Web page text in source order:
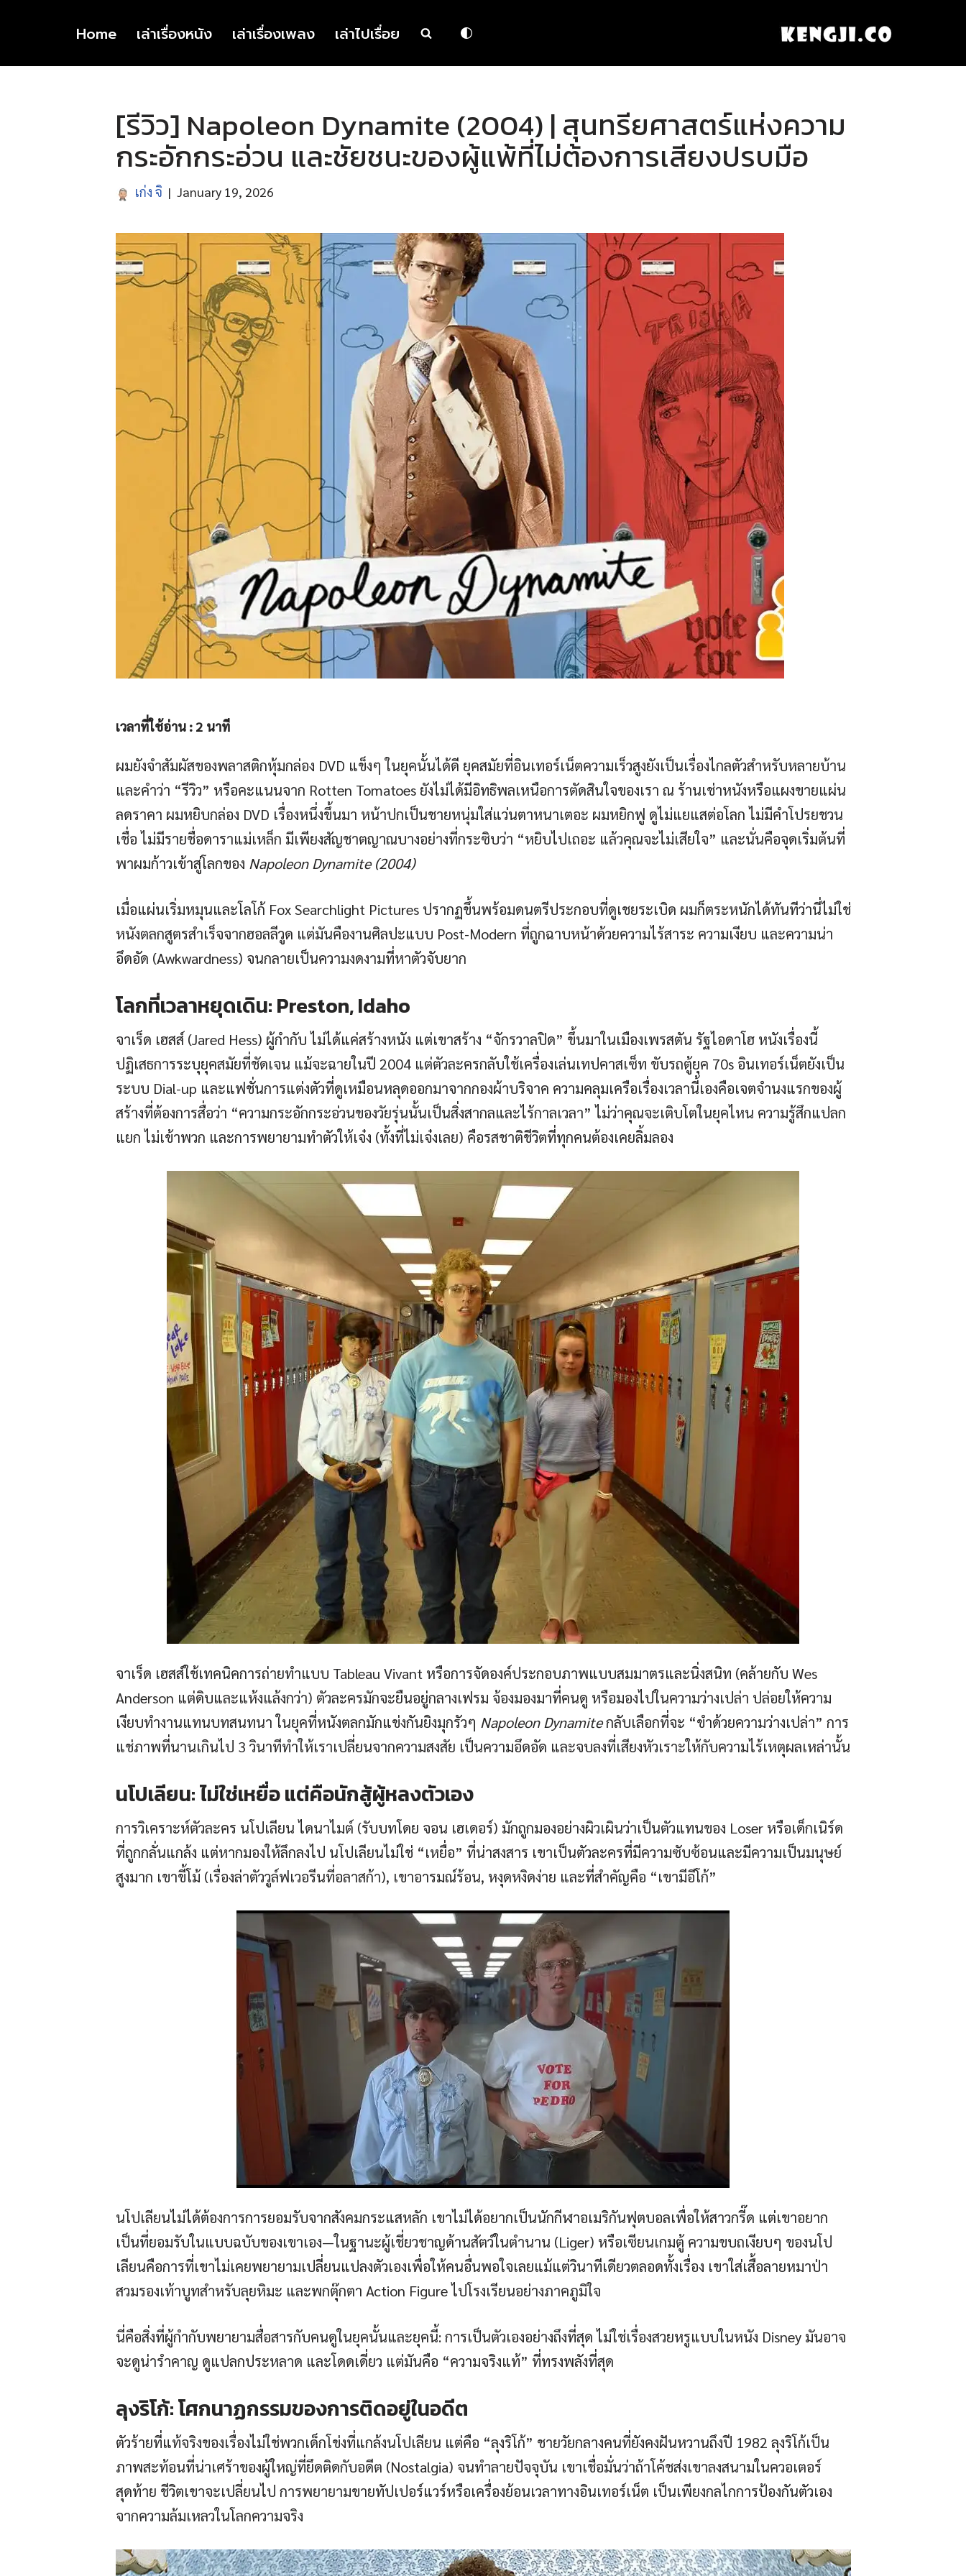
to
Home เล่าเรื่องหนัง เล่าเรื่องเพลง เล่าไปเรื่อย
[รีวิว] Napoleon Dynamite (2004) | สุนทรียศาสตร์แห่งความ
กระอักกระอ่วน และชัยชนะของผู้แพ้ที่ไม่ต้องการเสียงปรบมือ
เก่ง จิ January 19, 2026
เวลาที่ใช้อ่าน :2 นาที
ผมยังจำสัมผัสของพลาสติกหุ้มกล่อง DVD แข็งๆ ในยุคนั้นได้ดี ยุคสมัยที่อินเทอร์เน็ตความเร็วสูงยังเป็นเรื่องไกลตัวสำหรับหลายบ้าน
และคำว่า “รีวิว” หรือคะแนนจาก Rotten Tomatoes ยังไม่ได้มีอิทธิพลเหนือการตัดสินใจของเรา ณ ร้านเช่าหนังหรือแผงขายแผ่น
ลดราคา ผมหยิบกล่อง DVD เรื่องหนึ่งขึ้นมา หน้าปกเป็นชายหนุ่มใส่แว่นตาหนาเตอะ ผมหยิกฟู ดูไม่แยแสต่อโลก ไม่มีคำโปรยชวน
เชื่อ ไม่มีรายชื่อดาราแม่เหล็ก มีเพียงสัญชาตญาณบางอย่างที่กระซิบว่า “หยิบไปเถอะ แล้วคุณจะไม่เสียใจ” และนั่นคือจุดเริ่มต้นที่
พาผมก้าวเข้าสู่โลกของ Napoleon Dynamite (2004)
เมื่อแผ่นเริ่มหมุนและโลโก้ Fox Searchlight Pictures ปรากฏขึ้นพร้อมดนตรีประกอบที่ดูเชยระเบิด ผมก็ตระหนักได้ทันทีว่านี่ไม่ใช่
หนังตลกสูตรสำเร็จจากฮอลลีวูด แต่มันคืองานศิลปะแบบ Post-Modern ที่ถูกฉาบหน้าด้วยความไร้สาระ ความเงียบ และความน่า
อึดอัด (Awkwardness) จนกลายเป็นความงดงามที่หาตัวจับยาก
โลกที่เวลาหยุดเดิน: Preston, Idaho
จาเร็ด เฮสส์ (Jared Hess) ผู้กำกับ ไม่ได้แค่สร้างหนัง แต่เขาสร้าง “จักรวาลปิด” ขึ้นมาในเมืองเพรสตัน รัฐไอดาโฮ หนังเรื่องนี้
ปฏิเสธการระบุยุคสมัยที่ชัดเจน แม้จะฉายในปี 2004 แต่ตัวละครกลับใช้เครื่องเล่นเทปคาสเซ็ท ขับรถตู้ยุค 70s อินเทอร์เน็ตยังเป็น
ระบบ Dial-up และแฟชั่นการแต่งตัวที่ดูเหมือนหลุดออกมาจากกองผ้าบริจาค ความคลุมเครือเรื่องเวลานี้เองคือเจตจำนงแรกของผู้
สร้างที่ต้องการสื่อว่า “ความกระอักกระอ่วนของวัยรุ่นนั้นเป็นสิ่งสากลและไร้กาลเวลา” ไม่ว่าคุณจะเติบโตในยุคไหน ความรู้สึกแปลก
แยก ไม่เข้าพวก และการพยายามทำตัวให้เจ๋ง (ทั้งที่ไม่เจ๋งเลย) คือรสชาติชีวิตที่ทุกคนต้องเคยลิ้มลอง
จาเร็ด เฮสส์ใช้เทคนิคการถ่ายทำแบบ Tableau Vivant หรือการจัดองค์ประกอบภาพแบบสมมาตรและนิ่งสนิท (คล้ายกับ Wes
Anderson แต่ดิบและแห้งแล้งกว่า) ตัวละครมักจะยืนอยู่กลางเฟรม จ้องมองมาที่คนดู หรือมองไปในความว่างเปล่า ปล่อยให้ความ
เงียบทำงานแทนบทสนทนา ในยุคที่หนังตลกมักแข่งกันยิงมุกรัวๆ Napoleon Dynamiteกลับเลือกที่จะ “ขำด้วยความว่างเปล่า” การ
แช่ภาพที่นานเกินไป 3 วินาทีทำให้เราเปลี่ยนจากความสงสัย เป็นความอึดอัด และจบลงที่เสียงหัวเราะให้กับความไร้เหตุผลเหล่านั้น
นโปเลียน: ไม่ใช่เหยื่อ แต่คือนักสู้ผู้หลงตัวเอง
การวิเคราะห์ตัวละคร นโปเลียน ไดนาไมต์ (รับบทโดย จอน เฮเดอร์) มักถูกมองอย่างผิวเผินว่าเป็นตัวแทนของ Loser หรือเด็กเนิร์ด
ที่ถูกกลั่นแกล้ง แต่หากมองให้ลึกลงไป นโปเลียนไม่ใช่ “เหยื่อ” ที่น่าสงสาร เขาเป็นตัวละครที่มีความซับซ้อนและมีความเป็นมนุษย์
สูงมาก เขาขี้โม้ (เรื่องล่าตัววูล์ฟเวอรีนที่อลาสก้า), เขาอารมณ์ร้อน, หงุดหงิดง่าย และที่สำคัญคือ “เขามีอีโก้”
นโปเลียนไม่ได้ต้องการการยอมรับจากสังคมกระแสหลัก เขาไม่ได้อยากเป็นนักกีฬาอเมริกันฟุตบอลเพื่อให้สาวกรี๊ด แต่เขาอยาก
เป็นที่ยอมรับในแบบฉบับของเขาเอง—ในฐานะผู้เชี่ยวชาญด้านสัตว์ในตำนาน (Liger) หรือเซียนเกมตู้ ความขบถเงียบๆ ของนโป
เลียนคือการที่เขาไม่เคยพยายามเปลี่ยนแปลงตัวเองเพื่อให้คนอื่นพอใจเลยแม้แต่วินาทีเดียวตลอดทั้งเรื่อง เขาใส่เสื้อลายหมาป่า
สวมรองเท้าบูทสำหรับลุยหิมะ และพกตุ๊กตา Action Figure ไปโรงเรียนอย่างภาคภูมิใจ
นี่คือสิ่งที่ผู้กำกับพยายามสื่อสารกับคนดูในยุคนั้นและยุคนี้: การเป็นตัวเองอย่างถึงที่สุด ไม่ใช่เรื่องสวยหรูแบบในหนัง Disney มันอาจ
จะดูน่ารำคาญ ดูแปลกประหลาด และโดดเดี่ยว แต่มันคือ “ความจริงแท้” ที่ทรงพลังที่สุด
ลุงริโก้: โศกนาฏกรรมของการติดอยู่ในอดีต
ตัวร้ายที่แท้จริงของเรื่องไม่ใช่พวกเด็กโข่งที่แกล้งนโปเลียน แต่คือ “ลุงริโก้” ชายวัยกลางคนที่ยังคงฝันหวานถึงปี 1982 ลุงริโก้เป็น
ภาพสะท้อนที่น่าเศร้าของผู้ใหญ่ที่ยึดติดกับอดีต (Nostalgia) จนทำลายปัจจุบัน เขาเชื่อมั่นว่าถ้าโค้ชส่งเขาลงสนามในควอเตอร์
สุดท้าย ชีวิตเขาจะเปลี่ยนไป การพยายามขายทัปเปอร์แวร์หรือเครื่องย้อนเวลาทางอินเทอร์เน็ต เป็นเพียงกลไกการป้องกันตัวเอง
จากความล้มเหลวในโลกความจริง